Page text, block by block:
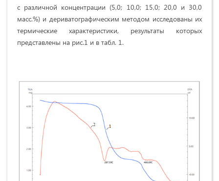
с различной концентрации (5,0; 10,0; 15,0; 20,0 и 30,0
масс.%) и дериватографическим методом исследованы их
термические характеристики, результаты которых
представлены на рис.1 и в табл. 1.